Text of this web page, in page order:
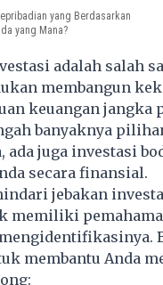
yang Berdasarkan
yang Mana?
adalah salah
membangun
keuangan jangka
banyaknya
ada juga investasi
secara finansial.
jebakan
memiliki
membantu Anda